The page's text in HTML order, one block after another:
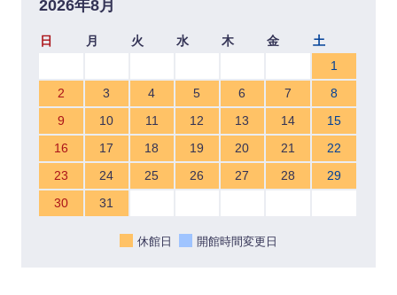
2026年8月
日 月 火 水 木 金
土
1
2
3 4 5 6 7
8
9
10 11 12 13 14
15
16
17 18 19 20 21
22
23
24 25 26 27 28
29
30
31
休館日 開館時間変更日